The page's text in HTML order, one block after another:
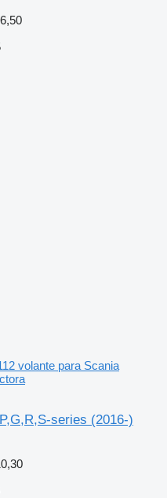
volante para Scania
series (2016-)